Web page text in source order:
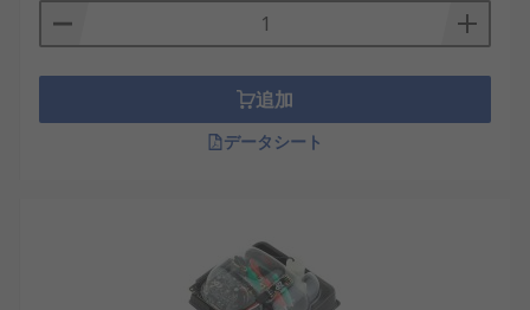
追加
データシート